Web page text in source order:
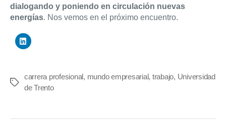
dialogando y poniendo en circulación nuevas
energías. Nos vemos en el próximo encuentro.
Etiquetas
carrera profesional, mundo empresarial, trabajo, Universidad
de Trento